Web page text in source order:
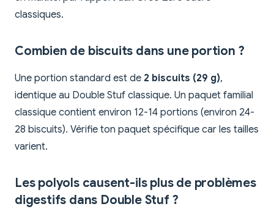
classiques.
Combien de biscuits dans une portion ?
Une portion standard est de 2 biscuits (29 g),
identique au Double Stuf classique. Un paquet familial
classique contient environ 12-14 portions (environ 24-
28 biscuits). Vérifie ton paquet spécifique car les tailles
varient.
Les polyols causent-ils plus de problèmes
digestifs dans Double Stuf ?